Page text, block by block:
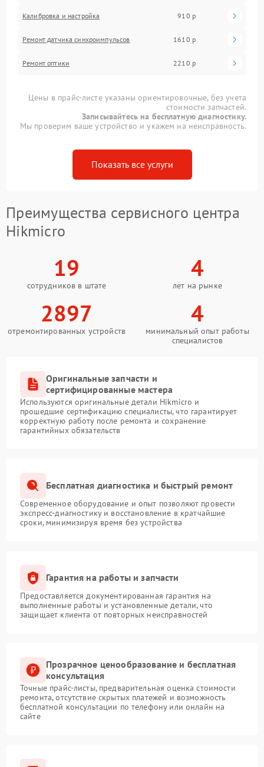
Калибровка и настройка 910 р
Ремонт датчика синхроимпульсов 1610 р
Ремонт оптики 2210 р
Цены в прайс-листе указаны ориентировочные, без учета
стоимости запчастей.
Записывайтесь на бесплатную диагностику.
Мы проверим ваше устройство и укажем на неисправность.
Показать все услуги
Преимущества сервисного центра
Hikmicro
19
сотрудников в штате
4
лет на рынке
2897
отремонтированных устройств
4
минимальный опыт работы
специалистов
Оригинальные запчасти и
сертифицированные мастера
Используются оригинальные детали Hikmicro и
прошедшие сертификацию специалисты, что гарантирует
корректную работу после ремонта и сохранение
гарантийных обязательств
Бесплатная диагностика и быстрый ремонт
Современное оборудование и опыт позволяют провести
экспресс-диагностику и восстановление в кратчайшие
сроки, минимизируя время без устройства
Гарантия на работы и запчасти
Предоставляется документированная гарантия на
выполненные работы и установленные детали, что
защищает клиента от повторных неисправностей
Прозрачное ценообразование и бесплатная
консультация
Точные прайс-листы, предварительная оценка стоимости
ремонта, отсутствие скрытых платежей и возможность
бесплатной консультации по телефону или онлайн на
сайте